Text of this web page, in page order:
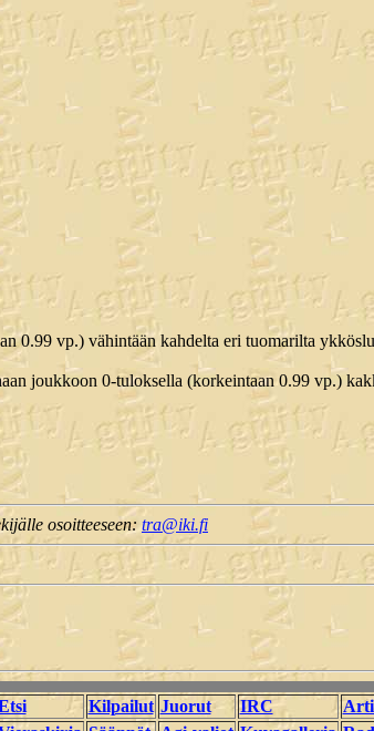
0.99 vp.) vähintään kahdelta eri tuomarilta
joukkoon 0-tuloksella (korkeintaan 0.99 vp.)
osoitteeseen: tra@iki.fi
Kilpailut Juorut IRC